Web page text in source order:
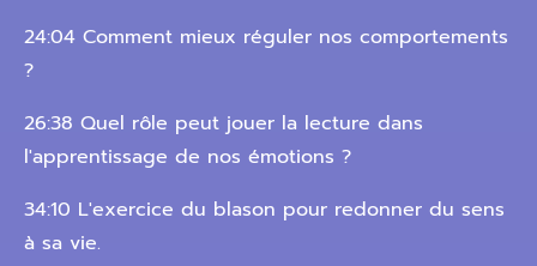
24:04 Comment mieux réguler nos comportements
?
26:38 Quel rôle peut jouer la lecture dans
l'apprentissage de nos émotions ?
34:10 L'exercice du blason pour redonner du sens
à sa vie.